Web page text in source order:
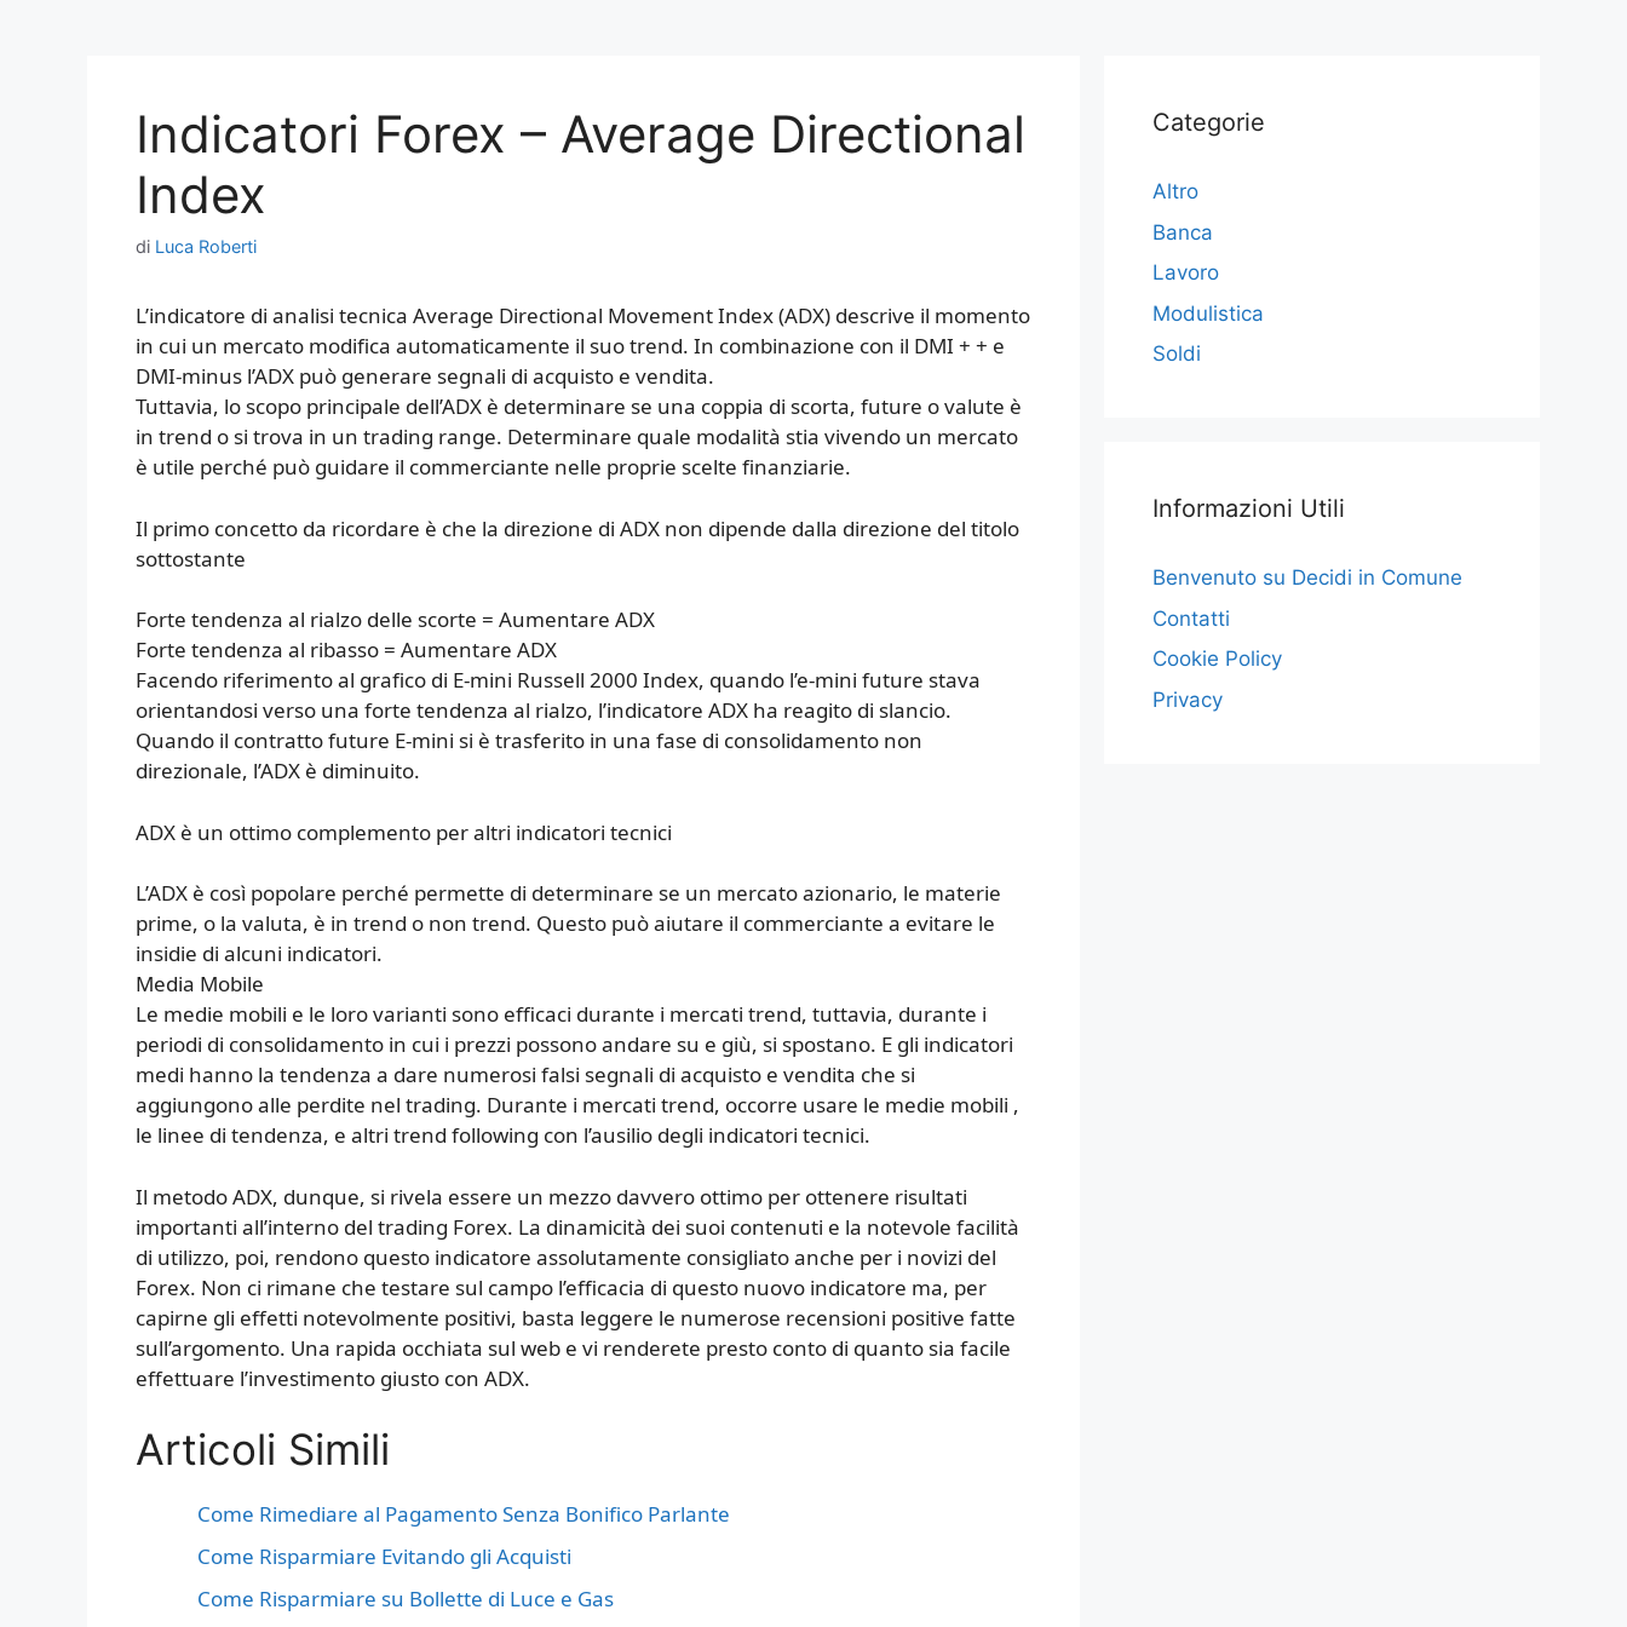
Indicatori Forex – Average Directional
Index
di Luca Roberti
L’indicatore di analisi tecnica Average Directional Movement Index (ADX) descrive il momento
in cui un mercato modifica automaticamente il suo trend. In combinazione con il DMI + + e
DMI-minus l’ADX può generare segnali di acquisto e vendita.
Tuttavia, lo scopo principale dell’ADX è determinare se una coppia di scorta, future o valute è
in trend o si trova in un trading range. Determinare quale modalità stia vivendo un mercato
è utile perché può guidare il commerciante nelle proprie scelte finanziarie.
Il primo concetto da ricordare è che la direzione di ADX non dipende dalla direzione del titolo
sottostante
Forte tendenza al rialzo delle scorte = Aumentare ADX
Forte tendenza al ribasso = Aumentare ADX
Facendo riferimento al grafico di E-mini Russell 2000 Index, quando l’e-mini future stava
orientandosi verso una forte tendenza al rialzo, l’indicatore ADX ha reagito di slancio.
Quando il contratto future E-mini si è trasferito in una fase di consolidamento non
direzionale, l’ADX è diminuito.
ADX è un ottimo complemento per altri indicatori tecnici
L’ADX è così popolare perché permette di determinare se un mercato azionario, le materie
prime, o la valuta, è in trend o non trend. Questo può aiutare il commerciante a evitare le
insidie di alcuni indicatori.
Media Mobile
Le medie mobili e le loro varianti sono efficaci durante i mercati trend, tuttavia, durante i
periodi di consolidamento in cui i prezzi possono andare su e giù, si spostano. E gli indicatori
medi hanno la tendenza a dare numerosi falsi segnali di acquisto e vendita che si
aggiungono alle perdite nel trading. Durante i mercati trend, occorre usare le medie mobili ,
le linee di tendenza, e altri trend following con l’ausilio degli indicatori tecnici.
Il metodo ADX, dunque, si rivela essere un mezzo davvero ottimo per ottenere risultati
importanti all’interno del trading Forex. La dinamicità dei suoi contenuti e la notevole facilità
di utilizzo, poi, rendono questo indicatore assolutamente consigliato anche per i novizi del
Forex. Non ci rimane che testare sul campo l’efficacia di questo nuovo indicatore ma, per
capirne gli effetti notevolmente positivi, basta leggere le numerose recensioni positive fatte
sull’argomento. Una rapida occhiata sul web e vi renderete presto conto di quanto sia facile
effettuare l’investimento giusto con ADX.
Articoli Simili
Come Rimediare al Pagamento Senza Bonifico Parlante
Come Risparmiare Evitando gli Acquisti
Come Risparmiare su Bollette di Luce e Gas
Categorie
Altro
Banca
Lavoro
Modulistica
Soldi
Informazioni Utili
Benvenuto su Decidi in Comune
Contatti
Cookie Policy
Privacy